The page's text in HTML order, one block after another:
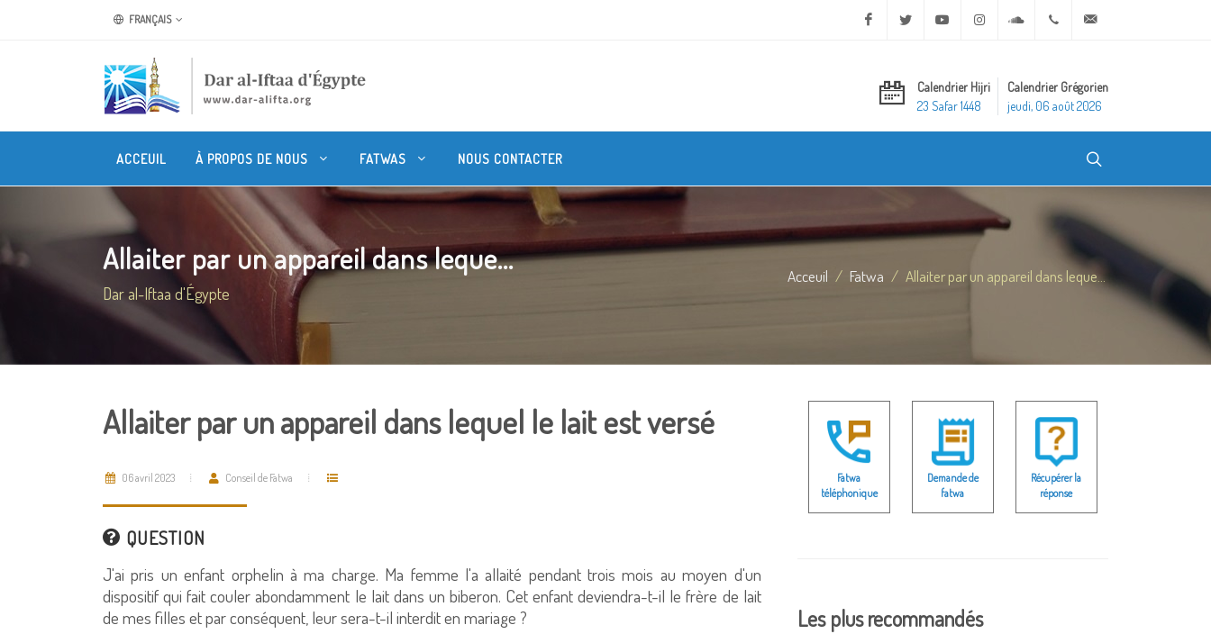
FRANÇAIS Facebook Twitter Youtube Instagram Soundcloud+20 2 25970400
Calendrier Hijri
23 Safar 1448
Calendrier Grégorien
jeudi, 06 août 2026
ACCEUIL À PROPOS DE NOUS FATWAS NOUS CONTACTER
Allaiter par un appareil dans leque...
Dar al-Iftaa d'Égypte
Acceuil Fatwa Allaiter par un appareil dans leque...
Allaiter par un appareil dans lequel le lait est versé
06 avril 2023 Conseil de Fatwa
QUESTION
J'ai pris un enfant orphelin à ma charge. Ma femme l'a allaité pendant trois mois au moyen d'un
dispositif qui fait couler abondamment le lait dans un biberon. Cet enfant deviendra-t-il le frère de lait
de mes filles et par conséquent, leur sera-t-il interdit en mariage ?
Fatwa
téléphonique
Demande de
fatwa
Récupérer la
réponse
Les plus recommandés